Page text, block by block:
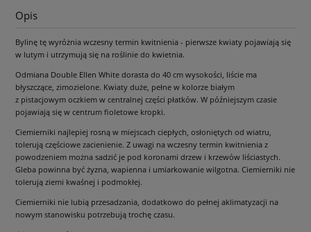
Opis
Bylinę tę wyróżnia wczesny termin kwitnienia - pierwsze kwiaty pojawiają się
w lutym i utrzymują się na roślinie do kwietnia.
Odmiana Double Ellen White dorasta do 40 cm wysokości, liście ma
błyszczące, zimozielone. Kwiaty duże, pełne w kolorze białym
z pistacjowym oczkiem w centralnej części płatków. W późniejszym czasie
pojawiają się w centrum fioletowe kropki.
Ciemierniki najlepiej rosną w miejscach ciepłych, osłoniętych od wiatru,
tolerują częściowe zacienienie. Z uwagi na wczesny termin kwitnienia z
powodzeniem można sadzić je pod koronami drzew i krzewów liściastych.
Gleba powinna być żyzna, wapienna i umiarkowanie wilgotna. Ciemierniki nie
tolerują ziemi kwaśnej i podmokłej.
Ciemierniki nie lubią przesadzania, dodatkowo do pełnej aklimatyzacji na
nowym stanowisku potrzebują trochę czasu.